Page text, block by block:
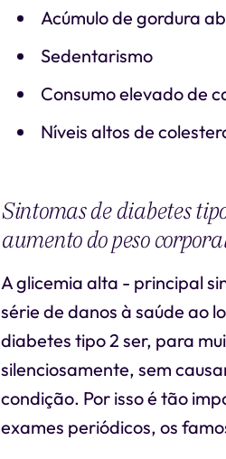
Acúmulo de gordura
Sedentarismo
Consumo elevado de
Níveis altos de
Sintomas de diabetes
aumento do peso
A glicemia alta - principal
série de danos à saúde ao
diabetes tipo 2 ser, para
silenciosamente, sem
condição. Por isso é tão
exames periódicos, os